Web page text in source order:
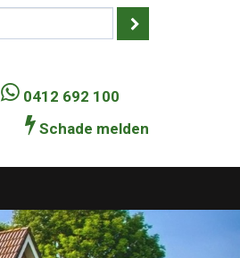
0412 692 100
Schade melden